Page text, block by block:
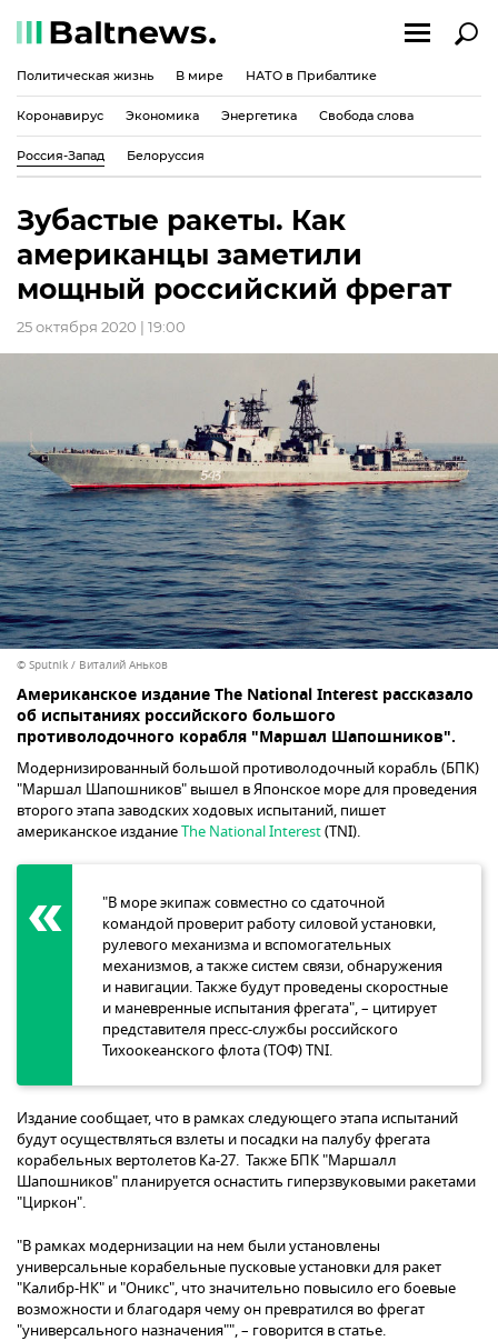
Политическая жизнь В мире НАТО в Прибалтике
Коронавирус Экономика Энергетика Свобода слова
Россия-Запад Белоруссия
Зубастые ракеты. Как
американцы заметили
мощный российский фрегат
25 октября 2020 | 19:00
© Sputnik / Виталий Аньков
Американское издание The National Interest рассказало
об испытаниях российского большого
противолодочного корабля "Маршал Шапошников".
Модернизированный большой противолодочный корабль (БПК)
"Маршал Шапошников" вышел в Японское море для проведения
второго этапа заводских ходовых испытаний, пишет
американское изданиеThe National Interest(TNI).
"В море экипаж совместно со сдаточной
командой проверит работу силовой установки,
рулевого механизма и вспомогательных
механизмов, а также систем связи, обнаружения
и навигации. Также будут проведены скоростные
и маневренные испытания фрегата", – цитирует
представителя пресс-службы российского
Тихоокеанского флота (ТОФ) TNI.
Издание сообщает, что в рамках следующего этапа испытаний
будут осуществляться взлеты и посадки на палубу фрегата
корабельных вертолетов Ка-27. Также БПК "Маршалл
Шапошников" планируется оснастить гиперзвуковыми ракетами
"Циркон".
"В рамках модернизации на нем были установлены
универсальные корабельные пусковые установки для ракет
"Калибр-НК" и "Оникс", что значительно повысило его боевые
возможности и благодаря чему он превратился во фрегат
"универсального назначения"", – говорится в статье.